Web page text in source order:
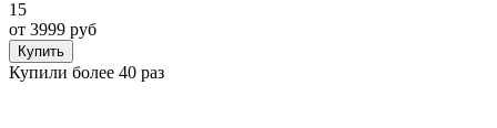
15
от 3999 руб
Купить
Купили более 40 раз